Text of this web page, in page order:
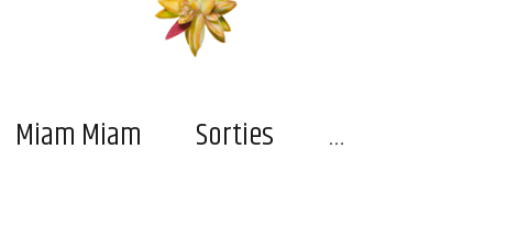
Miam Miam Sorties …